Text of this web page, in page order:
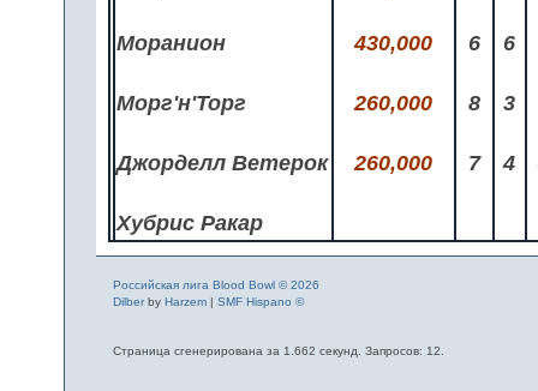
Моранион
Морг'н'Торг
Джорделл Ветерок
Хубрис Ракар
430,000
260,000
260,000
6
8
7
6
3
4
Российская лига Blood Bowl © 2026
Dilberby Harzem| SMF Hispano ©
Страница сгенерирована за 1.662 секунд. Запросов: 12.